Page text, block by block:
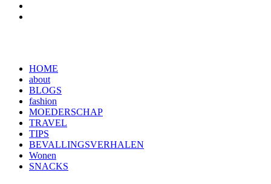
HOME
about
BLOGS
fashion
MOEDERSCHAP
TRAVEL
TIPS
BEVALLINGSVERHALEN
Wonen
SNACKS